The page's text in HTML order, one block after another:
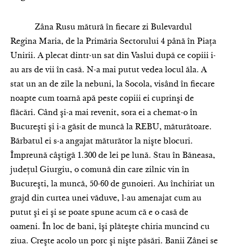
Zâna Rusu mătură în fiecare zi Bulevardul
Regina Maria, de la Primăria Sectorului 4 până în Piaţa
Unirii. A plecat dintr-un sat din Vaslui după ce copiii i-
au ars de vii în casă. N-a mai putut vedea locul ăla. A
stat un an de zile la nebuni, la Socola, visând în fiecare
noapte cum toarnă apă peste copiii ei cuprinşi de
flăcări. Când şi-a mai revenit, sora ei a chemat-o în
Bucureşti şi i-a găsit de muncă la REBU, măturătoare.
Bărbatul ei s-a angajat măturător la nişte blocuri.
Împreună câştigă 1.300 de lei pe lună. Stau în Băneasa,
judeţul Giurgiu, o comună din care zilnic vin în
Bucureşti, la muncă, 50-60 de gunoieri. Au închiriat un
grajd din curtea unei văduve, l-au amenajat cum au
putut şi ei şi se poate spune acum că e o casă de
oameni. În loc de bani, îşi plăteşte chiria muncind cu
ziua. Creşte acolo un porc şi nişte păsări. Banii Zânei se